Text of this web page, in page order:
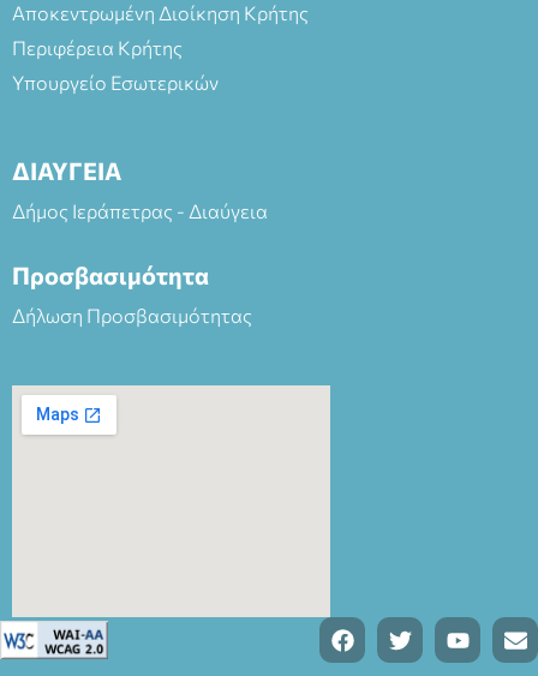
Αποκεντρωμένη Διοίκηση Κρήτης
Περιφέρεια Κρήτης
Υπουργείο Εσωτερικών
ΔΙΑΥΓΕΙΑ
Δήμος Ιεράπετρας - Διαύγεια
Προσβασιμότητα
Δήλωση Προσβασιμότητας